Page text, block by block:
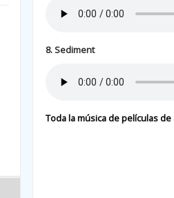
8. Sediment
Toda la música de películas